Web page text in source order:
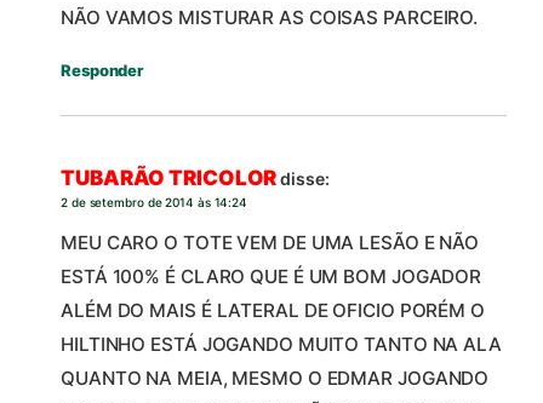
NÃO VAMOS MISTURAR AS COISAS PARCEIRO.
Responder
TUBARÃO TRICOLORdisse:
2 de setembro de 2014 às 14:24
MEU CARO O TOTE VEM DE UMA LESÃO E NÃO
ESTÁ 100% É CLARO QUE É UM BOM JOGADOR
ALÉM DO MAIS É LATERAL DE OFICIO PORÉM O
HILTINHO ESTÁ JOGANDO MUITO TANTO NA ALA
QUANTO NA MEIA, MESMO O EDMAR JOGANDO